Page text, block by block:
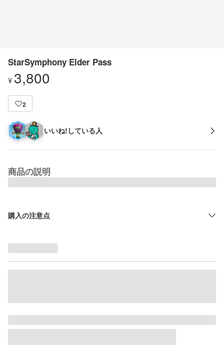
StarSymphony Elder Pass
¥ 3,800
2
いいね!している人
商品の説明
購入の注意点